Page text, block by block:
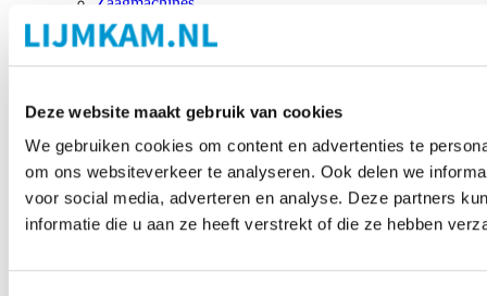
Deze website maakt gebruik van cookies
We gebruiken cookies om content en advertenties te
om ons websiteverkeer te analyseren. Ook delen we
voor social media, adverteren en analyse. Deze partners
informatie die u aan ze heeft verstrekt of die ze hebben
Merken